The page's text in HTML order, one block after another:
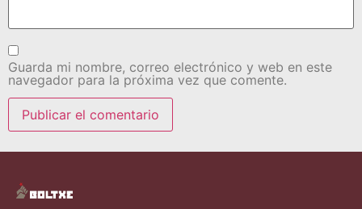
Guarda mi nombre, correo electrónico y web en este
navegador para la próxima vez que comente.